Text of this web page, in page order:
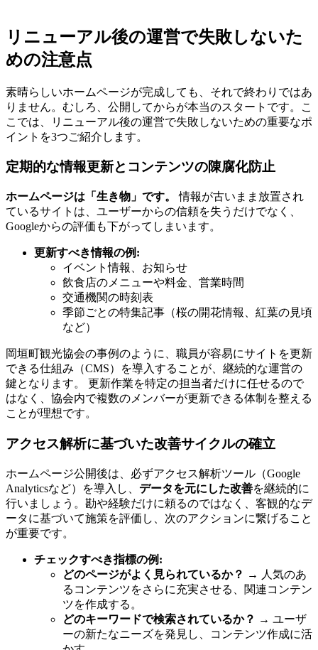
リニューアル後の運営で失敗しないた
めの注意点
素晴らしいホームページが完成しても、それで終わりではあ
りません。むしろ、公開してからが本当のスタートです。こ
こでは、リニューアル後の運営で失敗しないための重要なポ
イントを3つご紹介します。
定期的な情報更新とコンテンツの陳腐化防止
ホームページは「生き物」です。
情報が古いまま放置され
ているサイトは、ユーザーからの信頼を失うだけでなく、
Googleからの評価も下がってしまいます。
更新すべき情報の例:
イベント情報、お知らせ
飲食店のメニューや料金、営業時間
交通機関の時刻表
季節ごとの特集記事（桜の開花情報、紅葉の見頃
など）
岡垣町観光協会の事例のように、職員が容易にサイトを更新
できる仕組み（CMS）を導入することが、継続的な運営の
鍵となります。 更新作業を特定の担当者だけに任せるので
はなく、協会内で複数のメンバーが更新できる体制を整える
ことが理想です。
アクセス解析に基づいた改善サイクルの確立
ホームページ公開後は、必ずアクセス解析ツール（Google
Analyticsなど）を導入し、 データを元にした改善を継続的に
行いましょう。勘や経験だけに頼るのではなく、客観的なデ
ータに基づいて施策を評価し、次のアクションに繋げること
が重要です。
チェックすべき指標の例:
どのページがよく見られているか？ → 人気のあ
るコンテンツをさらに充実させる、関連コンテン
ツを作成する。
どのキーワードで検索されているか？ → ユーザ
ーの新たなニーズを発見し、コンテンツ作成に活